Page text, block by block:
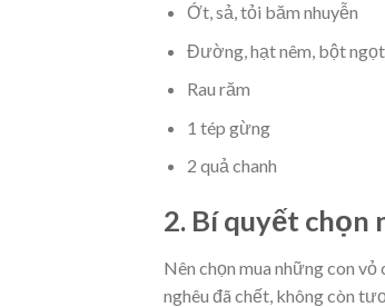
Ớt, sả, tỏi băm nhuyễn
Đường, hạt nêm, bột
Rau răm
1 tép gừng
2 quả chanh
2. Bí quyết chọn
Nên chọn mua những con
nghêu đã chết, không còn